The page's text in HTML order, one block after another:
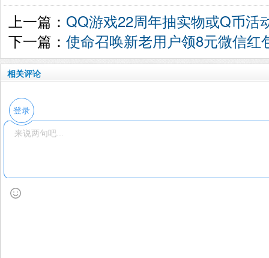
上一篇： QQ游戏22周年抽实物或Q币活
下一篇： 使命召唤新老用户领8元微信红
相关评论
登录